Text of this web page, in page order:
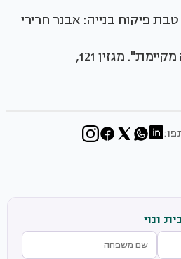
טבת פיקוח בנייה: אבנר חרירי
מתוך כתבה "אסתטיקה מקיימת". מגזין 121,
ונוי